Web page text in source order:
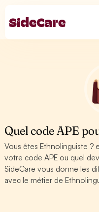
Quel code APE
Vous êtes Ethnolinguiste ?
votre code APE ou quel
SideCare vous donne les
avec le métier de